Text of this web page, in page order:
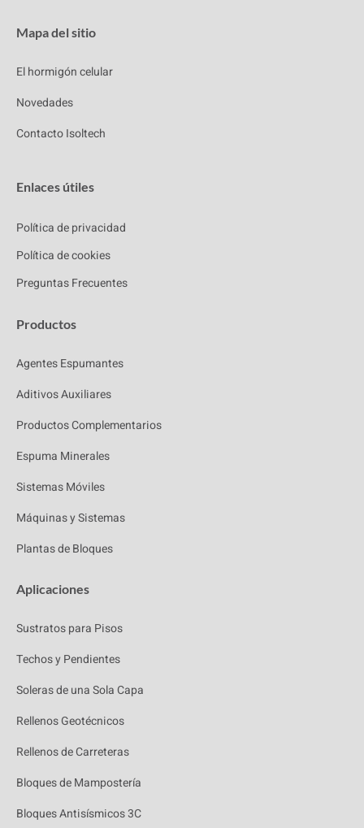
Mapa del sitio
El hormigón celular
Novedades
Contacto Isoltech
Enlaces útiles
Política de privacidad
Política de cookies
Preguntas Frecuentes
Productos
Agentes Espumantes
Aditivos Auxiliares
Productos Complementarios
Espuma Minerales
Sistemas Móviles
Máquinas y Sistemas
Plantas de Bloques
Aplicaciones
Sustratos para Pisos
Techos y Pendientes
Soleras de una Sola Capa
Rellenos Geotécnicos
Rellenos de Carreteras
Bloques de Mampostería
Bloques Antisísmicos 3C